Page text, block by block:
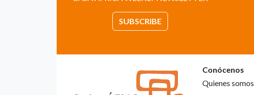
SUBSCRIBE
Conócenos
Quienes somos